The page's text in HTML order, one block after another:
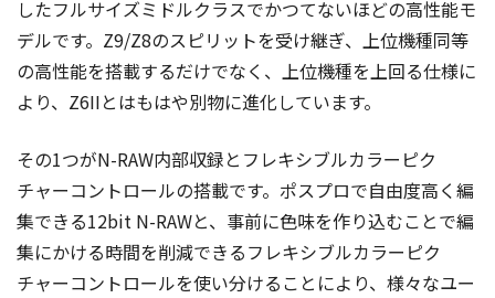
したフルサイズミドルクラスでかつてないほどの高性能モ
デルです。Z9/Z8のスピリットを受け継ぎ、上位機種同等
の高性能を搭載するだけでなく、上位機種を上回る仕様に
より、Z6IIとはもはや別物に進化しています。
その1つがN-RAW内部収録とフレキシブルカラーピク
チャーコントロールの搭載です。ポスプロで自由度高く編
集できる12bit N-RAWと、事前に色味を作り込むことで編
集にかける時間を削減できるフレキシブルカラーピク
チャーコントロールを使い分けることにより、様々なユー